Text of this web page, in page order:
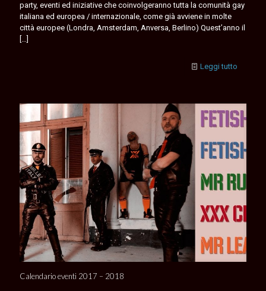
party, eventi ed iniziative che coinvolgeranno tutta la comunità gay
italiana ed europea / internazionale, come già avviene in molte
città europee (Londra, Amsterdam, Anversa, Berlino) Quest’anno il
[…]
Leggi tutto
Calendario eventi 2017 – 2018